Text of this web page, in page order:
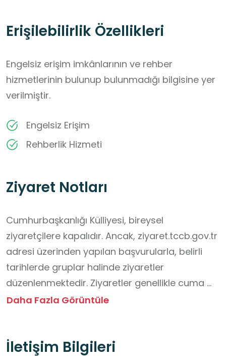
Erişilebilirlik Özellikleri
Engelsiz erişim imkânlarının ve rehber
hizmetlerinin bulunup bulunmadığı bilgisine yer
verilmiştir.
Engelsiz Erişim
Rehberlik Hizmeti
Ziyaret Notları
Cumhurbaşkanlığı Külliyesi, bireysel
ziyaretçilere kapalıdır. Ancak, ziyaret.tccb.gov.tr
adresi üzerinden yapılan başvurularla, belirli
tarihlerde gruplar halinde ziyaretler
düzenlenmektedir. Ziyaretler genellikle cuma
günleri, öğleden önce ve öğleden sonra olmak
eşliğinde yaklaşık 90 dakika sürer ve
Daha Fazla Görüntüle
İletişim Bilgileri